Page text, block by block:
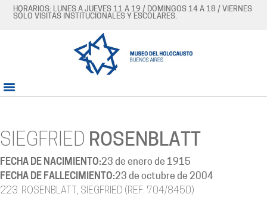
HORARIOS: LUNES A JUEVES 11 A 19 / DOMINGOS 14 A 18 / VIERNES
SÓLO VISITAS INSTITUCIONALES Y ESCOLARES.
SIEGFRIED ROSENBLATT
FECHA DE NACIMIENTO:23 de enero de 1915
FECHA DE FALLECIMIENTO:23 de octubre de 2004
223. ROSENBLATT, SIEGFRIED (REF. 704/8450)